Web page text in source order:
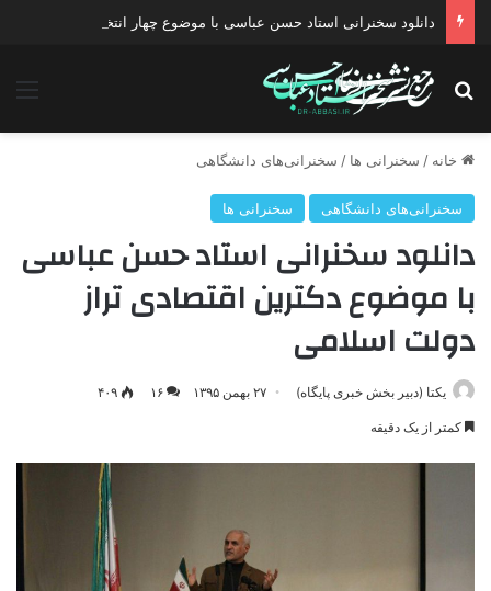
دانلود سخنرانی استاد حسن عباسی با موضوع چهار انتخاب ۱۴۰۰
جستجو برای
خانه / سخنرانی ها / سخنرانی‌های دانشگاهی
سخنرانی‌های دانشگاهی سخنرانی ها
دانلود سخنرانی استاد حسن عباسی
با موضوع دکترین اقتصادی تراز
دولت اسلامی
یکتا (دبیر بخش خبری پایگاه) ۲۷ بهمن ۱۳۹۵ ۱۶ ۴۰۹
کمتر از یک دقیقه